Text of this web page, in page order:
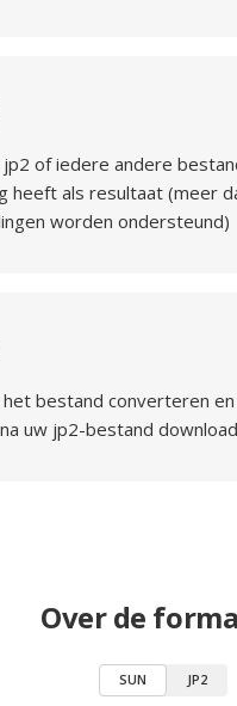
jp2 of iedere andere
heeft als resultaat (meer
worden ondersteund)
het bestand converteren
uw jp2-bestand
Over de
SUN JP2